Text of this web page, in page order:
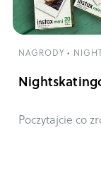
NAGRODY •
Poczytajcie co